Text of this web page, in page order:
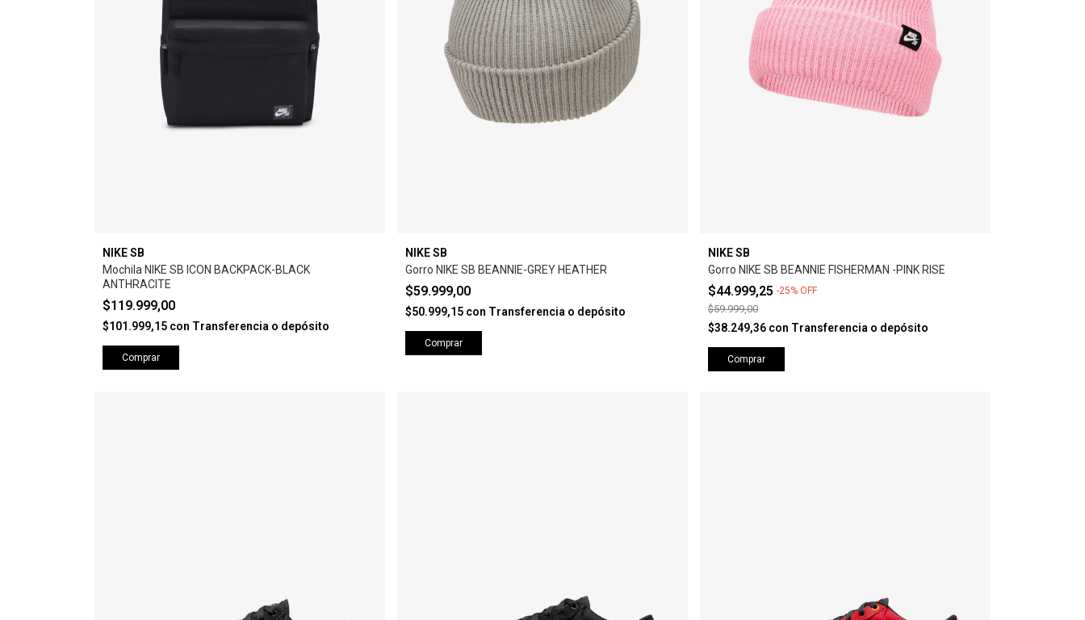
NIKE SB
Mochila NIKE SB ICON BACKPACK-BLACK
ANTHRACITE
$119.999,00
$101.999,15 con Transferencia o depósito
Comprar
NIKE SB
Gorro NIKE SB BEANNIE-GREY HEATHER
$59.999,00
$50.999,15 con Transferencia o depósito
Comprar
NIKE SB
Gorro NIKE SB BEANNIE FISHERMAN -PINK RISE
$44.999,25 -25% OFF
$59.999,00
$38.249,36 con Transferencia o depósito
Comprar